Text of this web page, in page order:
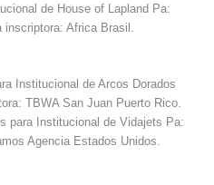
de House of Lapland Pa:
Africa Brasil.
Institucional de Arcos Dorados
TBWA San Juan Puerto Rico.
para Institucional de Vidajets Pa:
Agencia Estados Unidos.